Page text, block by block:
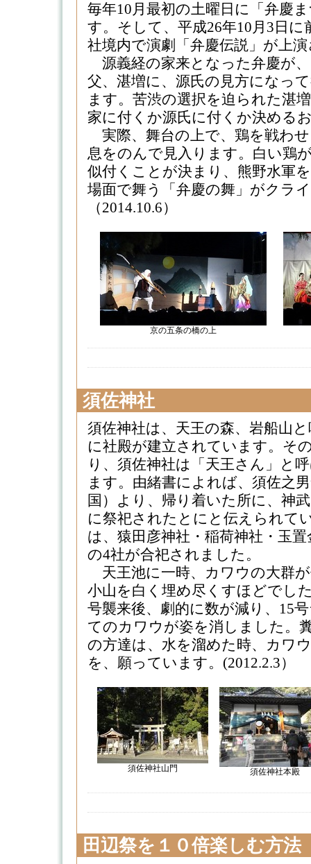
毎年10月最初の土曜日に「弁慶
す。そして、平成26年10月3日
社境内で演劇「弁慶伝説」が上
源義経の家来となった弁慶が
父、湛増に、源氏の見方になっ
ます。苦渋の選択を迫られた湛
家に付くか源氏に付くか決める
実際、舞台の上で、鶏を戦わ
息をのんで見入ります。白い鶏
似付くことが決まり、熊野水軍
場面で舞う「弁慶の舞」がクラ
（2014.10.6）
京の五条の橋の上
須佐神社
須佐神社は、天王の森、岩船山
に社殿が建立されています。そ
り、須佐神社は「天王さん」と
ます。由緒書によれば、須佐之
国）より、帰り着いた所に、神
に祭祀されたとにと伝えられて
は、猿田彦神社・稲荷神社・玉
の4社が合祀されました。
天王池に一時、カワウの大群
小山を白く埋め尽くすほどでし
号襲来後、劇的に数が減り、15
てのカワウが姿を消しました。
の方達は、水を溜めた時、カワ
を、願っています。(2012.2.3）
須佐神社山門 須佐神社本殿
田辺祭を１０倍楽しむ方法